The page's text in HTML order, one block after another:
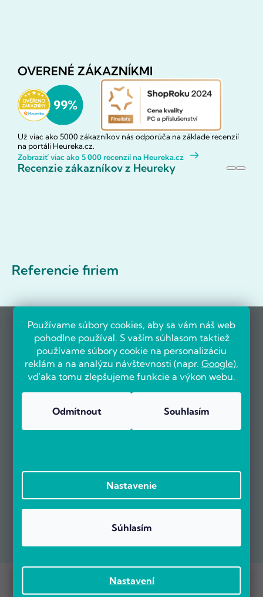
Používame súbory cookies, aby sa vám náš web
pohodlne používal. S vaším súhlasom taktiež
používame súbory cookie na personalizáciu
reklám a na analýzu návštevnosti (napr. Google),
vďaka tomu zlepšujeme funkcie a výkon webu.
Nastavení
Odmítnout Souhlasím
Nastavenie
Súhlasím
Prebieha Masaker cien! Navyše objednávky nad 100 EUR sú s
OVERENÉ ZÁKAZNÍKMI
Už viac ako 5000 zákazníkov nás odporúča na základe recenzií
na portáli Heureka.cz.
Zobraziť viac ako 5 000 recenzií na Heureka.cz
Recenzie zákazníkov z Heureky
Referencie firiem
POČÍTÁRNA.SK. Všetky práva vyhradené.